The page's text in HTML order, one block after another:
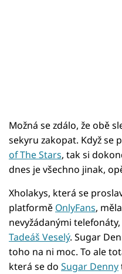
Možná se zdálo, že obě
sekyru zakopat. Když se
of The Stars, tak si
dnes je všechno jinak,
Xholakys, která se
platformě OnlyFans,
nevyžádanými
Tadeáš Veselý. Sugar
toho na ni moc. To ale
která se do Sugar Denny